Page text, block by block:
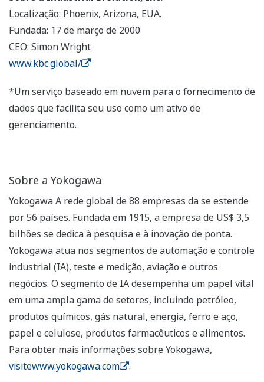
Localização: Phoenix, Arizona, EUA.
Fundada: 17 de março de 2000
CEO: Simon Wright
www.kbc.global/
*Um serviço baseado em nuvem para o fornecimento de
dados que facilita seu uso como um ativo de
gerenciamento.
Sobre a Yokogawa
Yokogawa A rede global de 88 empresas da se estende
por 56 países. Fundada em 1915, a empresa de US$ 3,5
bilhões se dedica à pesquisa e à inovação de ponta.
Yokogawa atua nos segmentos de automação e controle
industrial (IA), teste e medição, aviação e outros
negócios. O segmento de IA desempenha um papel vital
em uma ampla gama de setores, incluindo petróleo,
produtos químicos, gás natural, energia, ferro e aço,
papel e celulose, produtos farmacêuticos e alimentos.
Para obter mais informações sobre Yokogawa,
visitewww.yokogawa.com
.